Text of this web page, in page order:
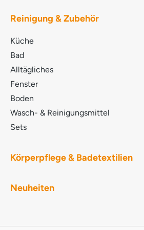
POLYGLUCOSE PARFUM
Methoxymethylbutanol
LACTIC ACID SODIUM
D,L-alpha-Pinen MYRISTYL
Reinigung & Zubehör
Küche
Bad
Alltägliches
Fenster
Boden
Wasch- & Reinigungsmittel
Sets
Körperpflege & Badetextilien
Neuheiten